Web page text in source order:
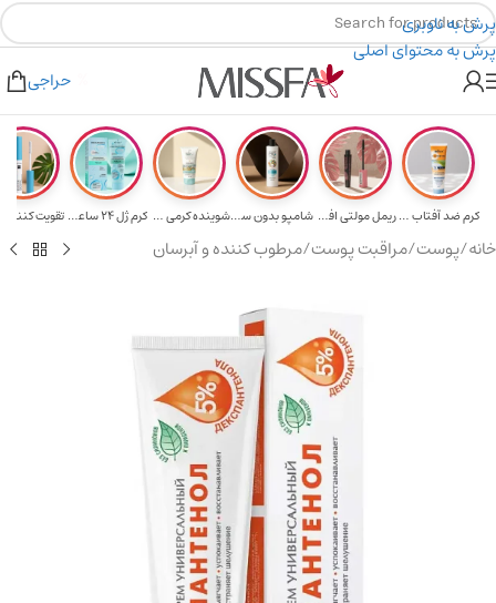
پرش به ناوبری
پرش به محتوای اصلی
۲٪ تخفیف روی سبد خرید برای روش کارت به کارت
برای خرید های بالای ۵ میلیون تومن
حراجی
کرم ضد آفتاب حا... ریمل مولتی افکت... شامپو بدون سولف... شوینده کرمی صور... کرم ژل ۲۴ ساعته... تقویت‌ کننده
خانه/پوست/مراقبت پوست/مرطوب کننده و آبرسان